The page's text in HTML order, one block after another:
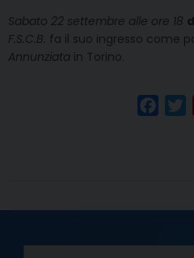
Sabato 22 settembre alle ore 18
F.S.C.B. fa il suo ingresso come
Annunziata in Torino.
o
e